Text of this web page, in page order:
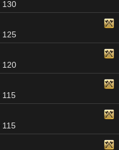
130
125
120
115
115